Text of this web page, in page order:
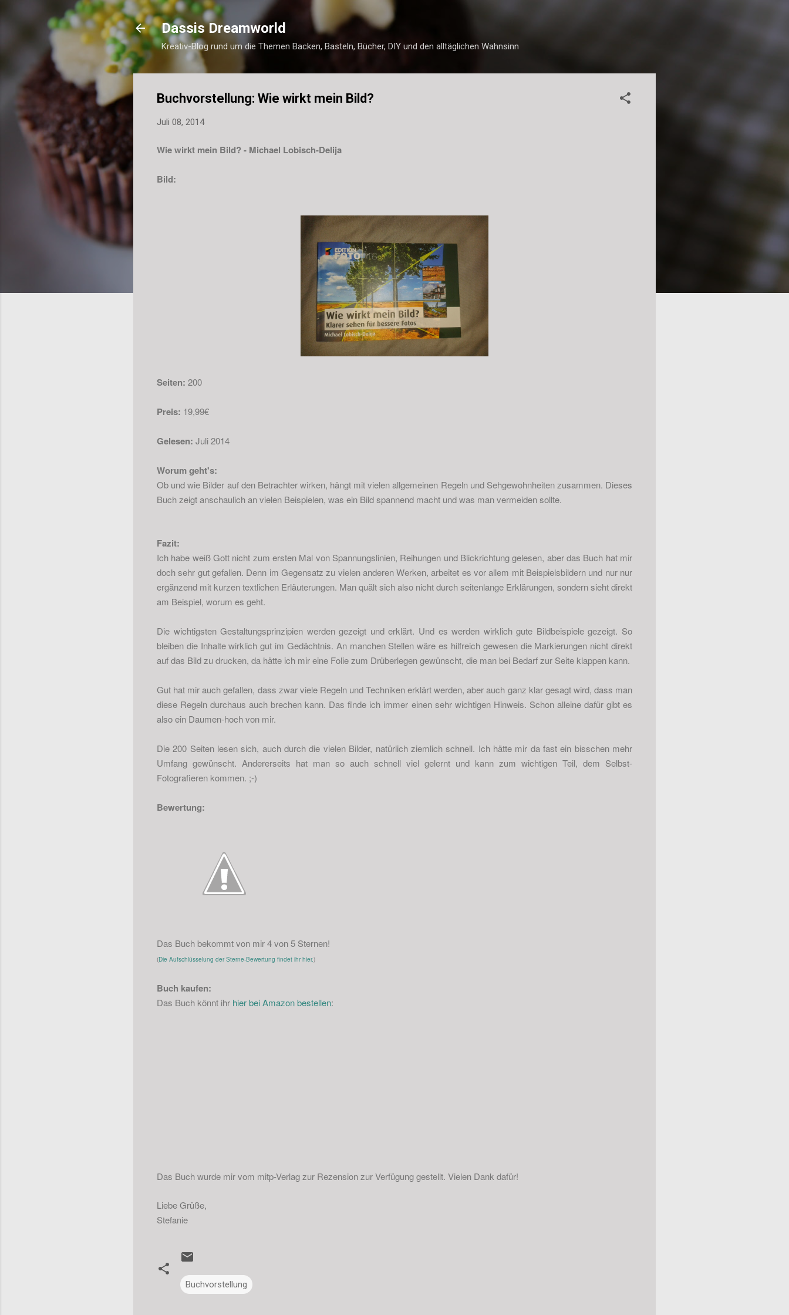
Direkt zum Hauptbereich
Dassis Dreamworld
Kreativ-Blog rund um die Themen Backen, Basteln, Bücher, DIY und den alltäglichen Wahnsinn
Buchvorstellung: Wie wirkt mein Bild?
Juli 08, 2014
Wie wirkt mein Bild? - Michael Lobisch-Delija
Bild:
Seiten: 200
Preis: 19,99€
Gelesen: Juli 2014
Worum geht's:
Ob und wie Bilder auf den Betrachter wirken, hängt mit vielen allgemeinen Regeln und Sehgewohnheiten zusammen. Dieses
Buch zeigt anschaulich an vielen Beispielen, was ein Bild spannend macht und was man vermeiden sollte.
Fazit:
Ich habe weiß Gott nicht zum ersten Mal von Spannungslinien, Reihungen und Blickrichtung gelesen, aber das Buch hat mir
doch sehr gut gefallen. Denn im Gegensatz zu vielen anderen Werken, arbeitet es vor allem mit Beispielsbildern und nur nur
ergänzend mit kurzen textlichen Erläuterungen. Man quält sich also nicht durch seitenlange Erklärungen, sondern sieht direkt
am Beispiel, worum es geht.
Die wichtigsten Gestaltungsprinzipien werden gezeigt und erklärt. Und es werden wirklich gute Bildbeispiele gezeigt. So
bleiben die Inhalte wirklich gut im Gedächtnis. An manchen Stellen wäre es hilfreich gewesen die Markierungen nicht direkt
auf das Bild zu drucken, da hätte ich mir eine Folie zum Drüberlegen gewünscht, die man bei Bedarf zur Seite klappen kann.
Gut hat mir auch gefallen, dass zwar viele Regeln und Techniken erklärt werden, aber auch ganz klar gesagt wird, dass man
diese Regeln durchaus auch brechen kann. Das finde ich immer einen sehr wichtigen Hinweis. Schon alleine dafür gibt es
also ein Daumen-hoch von mir.
Die 200 Seiten lesen sich, auch durch die vielen Bilder, natürlich ziemlich schnell. Ich hätte mir da fast ein bisschen mehr
Umfang gewünscht. Andererseits hat man so auch schnell viel gelernt und kann zum wichtigen Teil, dem Selbst-
Fotografieren kommen. ;-)
Bewertung:
Das Buch bekommt von mir 4 von 5 Sternen!
(Die Aufschlüsselung der Sterne-Bewertung findet ihr hier.)
Buch kaufen:
Das Buch könnt ihr hier bei Amazon bestellen:
Das Buch wurde mir vom mitp-Verlag zur Rezension zur Verfügung gestellt. Vielen Dank dafür!
Liebe Grüße,
Stefanie
Buchvorstellung